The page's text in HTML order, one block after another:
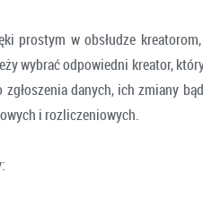
prostym w obsłudze
wybrać odpowiedni kreator,
danych, ich zmiany
i rozliczeniowych.